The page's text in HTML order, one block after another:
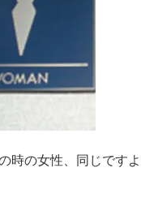
時の女性、同じですよ